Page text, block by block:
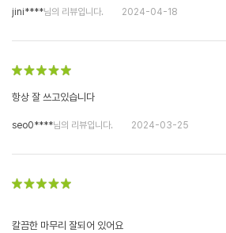
jini****님의 리뷰입니다. 2024-04-18
항상 잘 쓰고있습니다
seo0****님의 리뷰입니다. 2024-03-25
칼끔한 마무리 잘되어 있어요